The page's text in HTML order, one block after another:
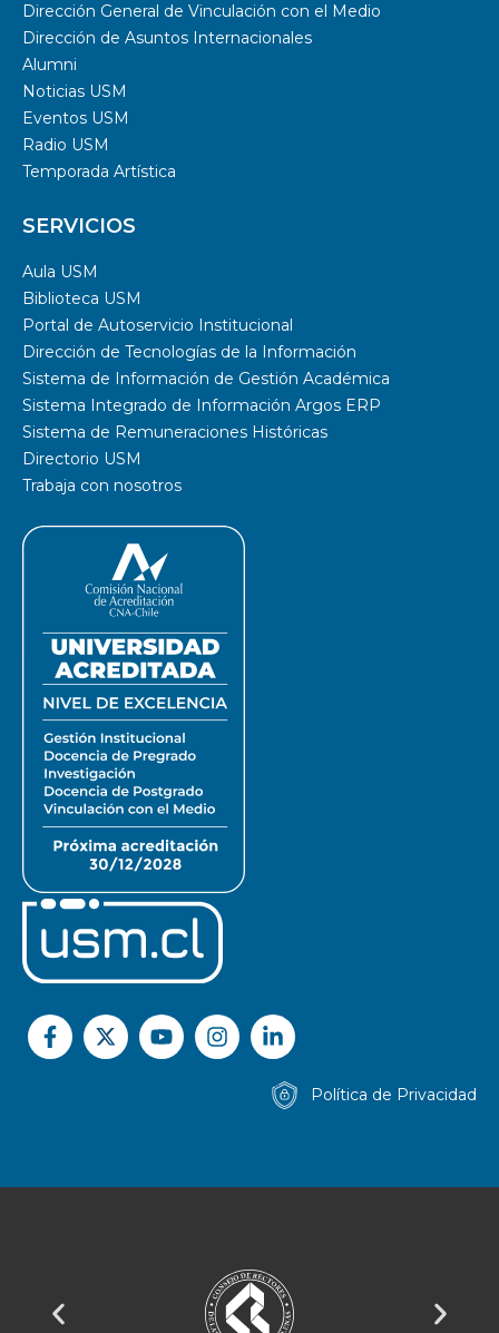
Dirección General de Vinculación con el Medio
Dirección de Asuntos Internacionales
Alumni
Noticias USM
Eventos USM
Radio USM
Temporada Artística
SERVICIOS
Aula USM
Biblioteca USM
Portal de Autoservicio Institucional
Dirección de Tecnologías de la Información
Sistema de Información de Gestión Académica
Sistema Integrado de Información Argos ERP
Sistema de Remuneraciones Históricas
Directorio USM
Trabaja con nosotros
Política de Privacidad